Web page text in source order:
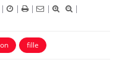
| | | |
|
fille